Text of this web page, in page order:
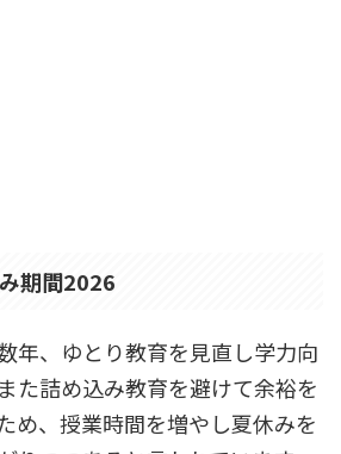
期間2026
年、ゆとり教育を見直し学力向
た詰め込み教育を避けて余裕を
め、授業時間を増やし夏休みを